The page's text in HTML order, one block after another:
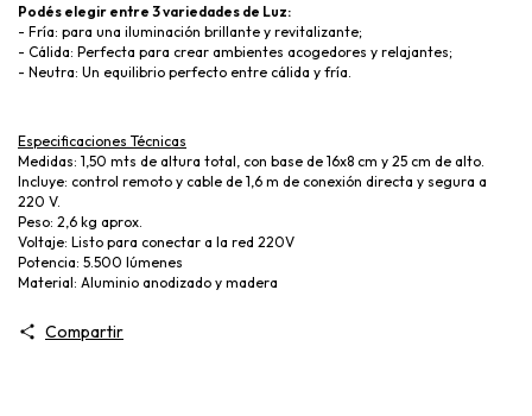
Podés elegir entre 3 variedades de Luz:
- Fría: para una iluminación brillante y revitalizante;
- Cálida: Perfecta para crear ambientes acogedores y relajantes;
- Neutra: Un equilibrio perfecto entre cálida y fría.
Especificaciones Técnicas
Medidas: 1,50 mts de altura total, con base de 16x8 cm y 25 cm de alto.
Incluye: control remoto y cable de 1,6 m de conexión directa y segura a
220 V.
Peso: 2,6 kg aprox.
Voltaje: Listo para conectar a la red 220V
Potencia: 5.500 lúmenes
Material: Aluminio anodizado y madera
Compartir